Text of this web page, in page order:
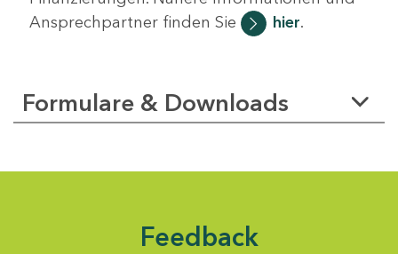
Ansprechpartner finden Sie
hier.
Formulare & Downloads
Feedback